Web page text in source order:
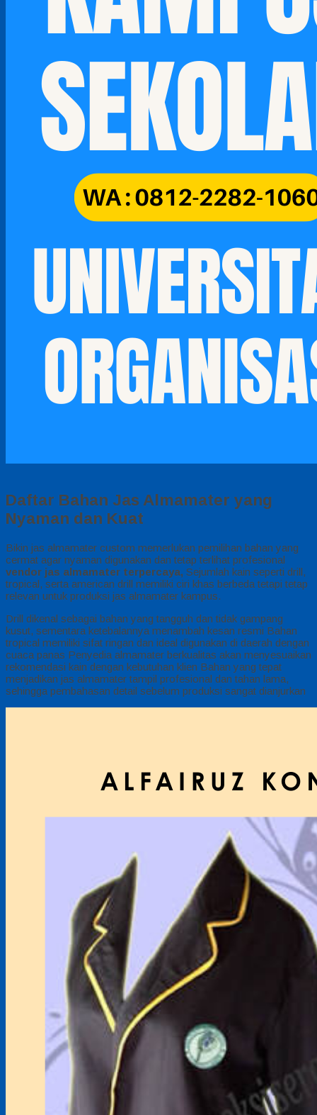
Daftar Bahan Jas Almamater yang
Nyaman dan Kuat
Bikin jas almamater custom memerlukan pemilihan bahan yang
cermat agar nyaman digunakan dan tetap terlihat profesional
vendor jas almamater terpercaya, Sejumlah kain seperti drill,
tropical, serta american drill memiliki ciri khas berbeda tetapi tetap
relevan untuk produksi jas almamater kampus.
Drill dikenal sebagai bahan yang tangguh dan tidak gampang
kusut, sementara ketebalannya menambah kesan resmi Bahan
tropical memiliki sifat ringan dan ideal digunakan di daerah dengan
cuaca panas Penyedia almamater berkualitas akan menyesuaikan
rekomendasi kain dengan kebutuhan klien Bahan yang tepat
menjadikan jas almamater tampil profesional dan tahan lama,
sehingga pembahasan detail sebelum produksi sangat dianjurkan